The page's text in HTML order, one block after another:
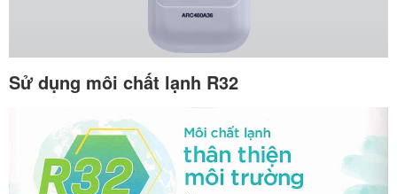
Sử dụng môi chất lạnh R32